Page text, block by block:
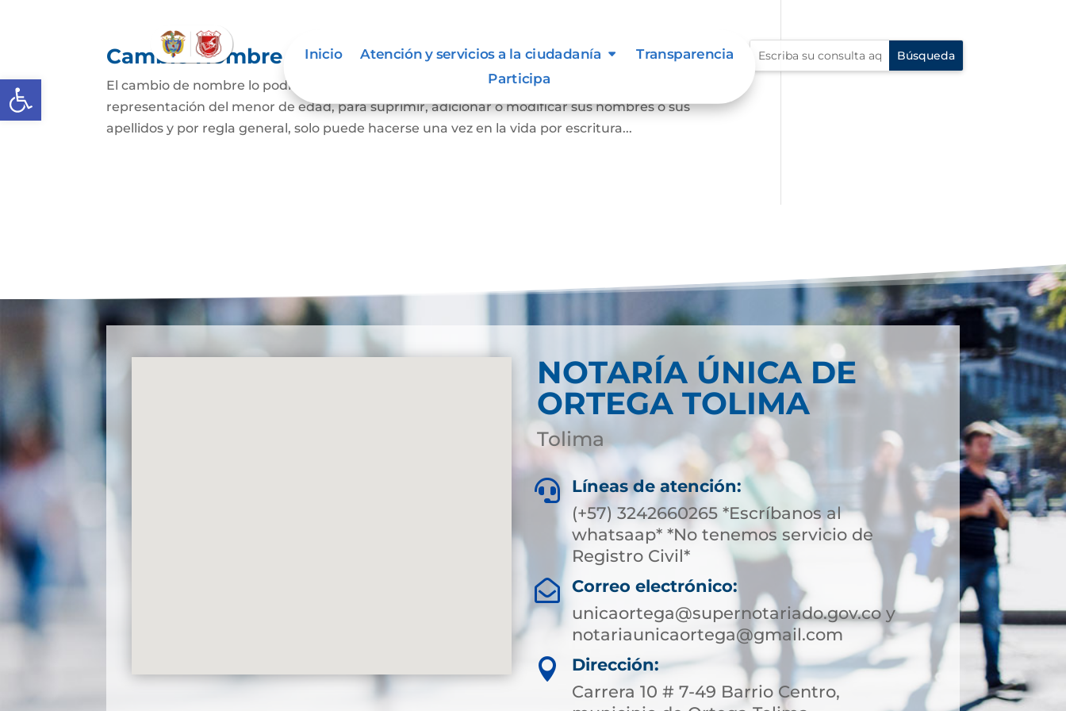
Abrir barra de herramientas
Inicio Atención y servicios a la ciudadanía Transparencia
Participa
Cambio Nombre
El cambio de nombre lo podrá hacer la persona mayor de edad voluntariamente o los padres en
representación del menor de edad, para suprimir, adicionar o modificar sus nombres o sus
apellidos y por regla general, solo puede hacerse una vez en la vida por escritura...
NOTARÍA ÚNICA DE
ORTEGA TOLIMA
Tolima

Líneas de atención:
(+57) 3242660265 *Escríbanos al
whatsaap* *No tenemos servicio de
Registro Civil*

Correo electrónico:
unicaortega@supernotariado.gov.co y
notariaunicaortega@gmail.com

Dirección:
Carrera 10 # 7-49 Barrio Centro,